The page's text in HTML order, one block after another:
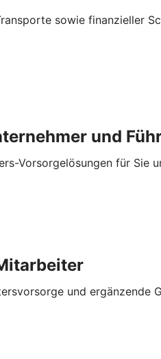
sowie finanzieller
und
Vorsorgelösungen für Sie
und ergänzende